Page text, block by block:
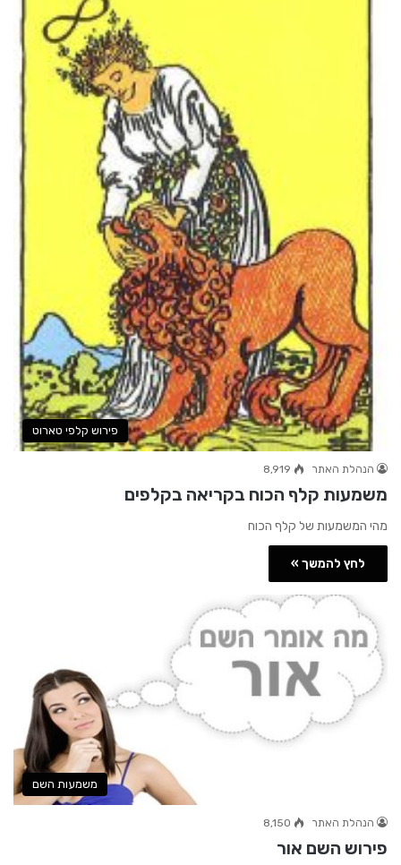
פירוש קלפי טארוט
הנהלת האתר 8,919
משמעות קלף הכוח בקריאה בקלפים
מהי המשמעות של קלף הכוח
לחץ להמשך »
משמעות השם
הנהלת האתר 8,150
פירוש השם אור